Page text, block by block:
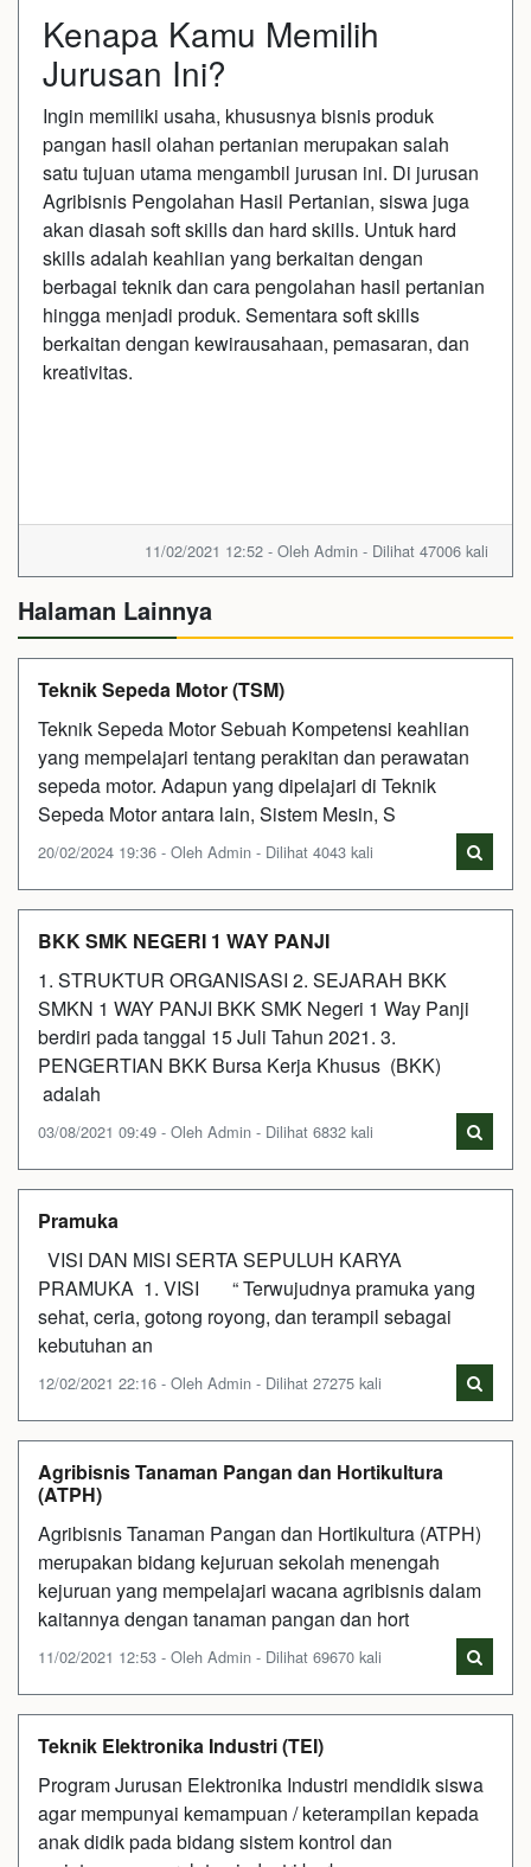
Kenapa Kamu Memilih
Jurusan Ini?
Ingin memiliki usaha, khususnya bisnis produk
pangan hasil olahan pertanian merupakan salah
satu tujuan utama mengambil jurusan ini. Di jurusan
Agribisnis Pengolahan Hasil Pertanian, siswa juga
akan diasah soft skills dan hard skills. Untuk hard
skills adalah keahlian yang berkaitan dengan
berbagai teknik dan cara pengolahan hasil pertanian
hingga menjadi produk. Sementara soft skills
berkaitan dengan kewirausahaan, pemasaran, dan
kreativitas.
11/02/2021 12:52 - Oleh Admin - Dilihat 47006 kali
Halaman Lainnya
Teknik Sepeda Motor (TSM)
Teknik Sepeda Motor Sebuah Kompetensi keahlian
yang mempelajari tentang perakitan dan perawatan
sepeda motor. Adapun yang dipelajari di Teknik
Sepeda Motor antara lain, Sistem Mesin, S
20/02/2024 19:36 - Oleh Admin - Dilihat 4043 kali
BKK SMK NEGERI 1 WAY PANJI
1. STRUKTUR ORGANISASI 2. SEJARAH BKK
SMKN 1 WAY PANJI BKK SMK Negeri 1 Way Panji
berdiri pada tanggal 15 Juli Tahun 2021. 3.
PENGERTIAN BKK Bursa Kerja Khusus (BKK)
adalah
03/08/2021 09:49 - Oleh Admin - Dilihat 6832 kali
Pramuka
VISI DAN MISI SERTA SEPULUH KARYA
PRAMUKA 1. VISI “ Terwujudnya pramuka yang
sehat, ceria, gotong royong, dan terampil sebagai
kebutuhan an
12/02/2021 22:16 - Oleh Admin - Dilihat 27275 kali
Agribisnis Tanaman Pangan dan Hortikultura
(ATPH)
Agribisnis Tanaman Pangan dan Hortikultura (ATPH)
merupakan bidang kejuruan sekolah menengah
kejuruan yang mempelajari wacana agribisnis dalam
kaitannya dengan tanaman pangan dan hort
11/02/2021 12:53 - Oleh Admin - Dilihat 69670 kali
Teknik Elektronika Industri (TEI)
Program Jurusan Elektronika Industri mendidik siswa
agar mempunyai kemampuan / keterampilan kepada
anak didik pada bidang sistem kontrol dan